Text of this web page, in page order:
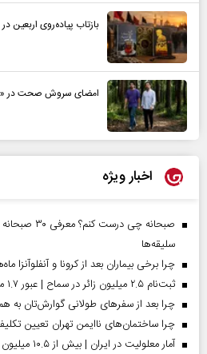
بازتاب پیاده‌روی اربعین
امضای سروش صحت در
اخبار ویژه
صبحانه چی
سلیقه‌ها
چرا برخی بیماران بعد از کرونا و آنفلوآنزا
ثبت‌نام ۲.۵ میلیون زائر در سماح | عبور ۱.۷ میلیون نفر از مرز‌های اربعین
چرا بعد از سفرهای طولانی گوارش‌تان به
چرا ساختمان‌های ناایمن تهران تعیین
آمار